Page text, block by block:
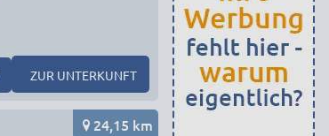
ZUR UNTERKUNFT
24,15 km